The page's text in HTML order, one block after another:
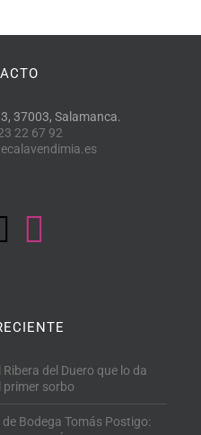
37003, Salamanca.
22 67 92
del Duero que lo da
primer sorbo
Bodega Tomás Postigo: